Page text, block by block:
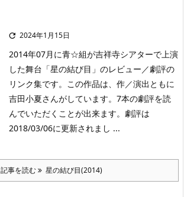
 2024年1月15日
2014年07月に青☆組が吉祥寺シアターで上演
した舞台「星の結び目」のレビュー／劇評の
リンク集です。この作品は、作／演出ともに
吉田小夏さんがしています。7本の劇評を読
んでいただくことが出来ます。劇評は
2018/03/06に更新されまし ...
記事を読む 星の結び目(2014)